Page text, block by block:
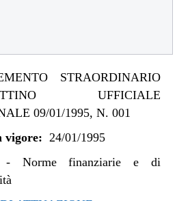
STRAORDINARIO
UFFICIALE
09/01/1995, N. 001
vigore: 24/01/1995
- Norme finanziarie e di